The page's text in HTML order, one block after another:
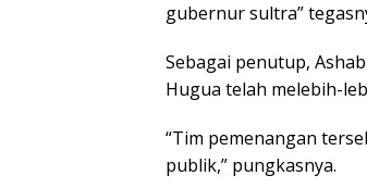
gubernur sultra”
Sebagai penutup,
Hugua telah melebih-
“Tim pemenangan
publik,” pungkasnya.